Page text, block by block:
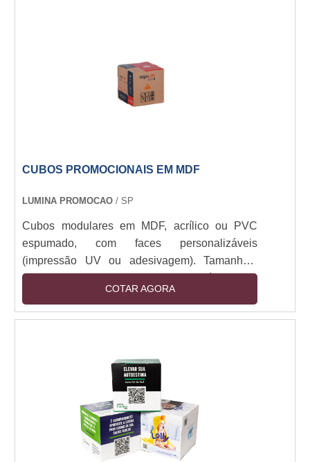
CUBOS PROMOCIONAIS EM MDF
LUMINA PROMOCAO / SP
Cubos modulares em MDF, acrílico ou PVC
espumado, com faces personalizáveis
(impressão UV ou adesivagem). Tamanhos:
30x30cm a 1x1m. Estrutura montável com
encaixe ou imã, opcional com base em aço ou
rodízios. Iluminação LED integrada (12V).
COTAR AGORA